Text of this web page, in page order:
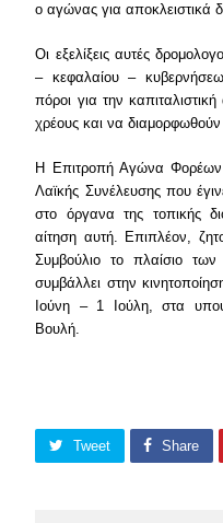
ο αγώνας για αποκλειστικά
Οι εξελίξεις αυτές
– κεφαλαίου –
πόροι για την
χρέους και να
Η Επιτροπή Αγώνα Φορέων
Λαϊκής Συνέλευσης που
στο όργανα της τοπικής
αίτηση αυτή. Επιπλέον,
Συμβούλιο το πλαίσιο
συμβάλλει στην
Ιούνη – 1 Ιούλη, στα
Βουλή.
Tweet Share